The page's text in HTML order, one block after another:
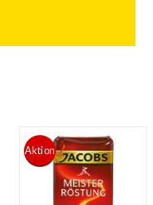
READ MORE
Aktion